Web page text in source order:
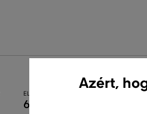
ELASZTÁN
6 %
Azért,